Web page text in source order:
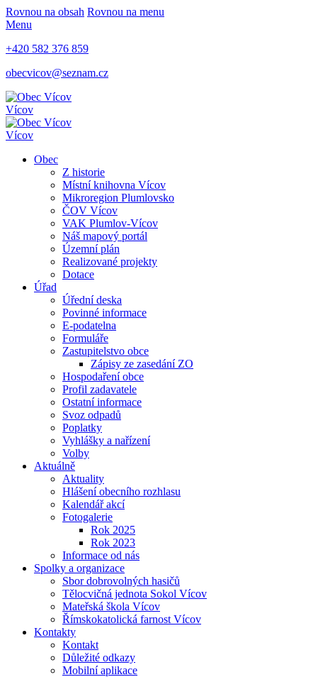
Rovnou na obsah Rovnou na menu
Menu
+420 582 376 859
obecvicov@seznam.cz
Vícov
Vícov
Obec
Z historie
Místní knihovna Vícov
Mikroregion Plumlovsko
ČOV Vícov
VAK Plumlov-Vícov
Náš mapový portál
Územní plán
Realizované projekty
Dotace
Úřad
Úřední deska
Povinné informace
E-podatelna
Formuláře
Zastupitelstvo obce
Zápisy ze zasedání ZO
Hospodaření obce
Profil zadavatele
Ostatní informace
Svoz odpadů
Poplatky
Vyhlášky a nařízení
Volby
Aktuálně
Aktuality
Hlášení obecního rozhlasu
Kalendář akcí
Fotogalerie
Rok 2025
Rok 2023
Informace od nás
Spolky a organizace
Sbor dobrovolných hasičů
Tělocvičná jednota Sokol Vícov
Mateřská škola Vícov
Římskokatolická farnost Vícov
Kontakty
Kontakt
Důležité odkazy
Mobilní aplikace